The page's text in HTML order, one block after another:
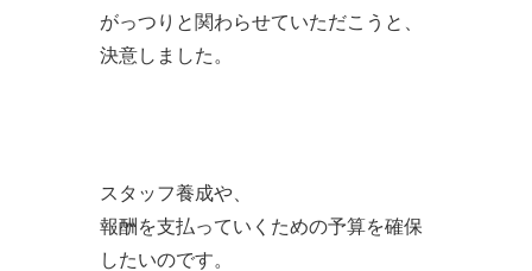
がっつりと関わらせていただこうと、
決意しました。
スタッフ養成や、
報酬を支払っていくための予算を確保
したいのです。